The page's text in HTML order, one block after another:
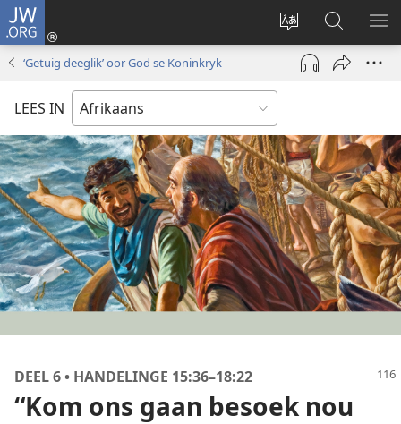
JW.ORG
Verander
taal
van
Meld
aan
(maak
nuwe
venster
Soek
op
JW.ORG
‘Getuig deeglik’ oor God se Koninkryk
LEES IN
DEEL 6 • HANDELINGE 15:36–18:22
“Kom ons gaan besoek nou